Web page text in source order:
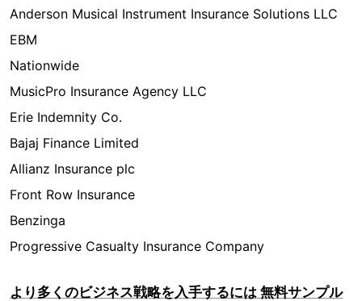
Anderson Musical Instrument Insurance Solutions LLC
EBM
Nationwide
MusicPro Insurance Agency LLC
Erie Indemnity Co.
Bajaj Finance Limited
Allianz Insurance plc
Front Row Insurance
Benzinga
Progressive Casualty Insurance Company
より多くのビジネス戦略を入手するには 無料サンプル